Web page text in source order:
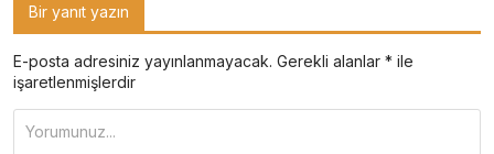
Bir yanıt yazın
E-posta adresiniz yayınlanmayacak. Gerekli alanlar * ile
işaretlenmişlerdir